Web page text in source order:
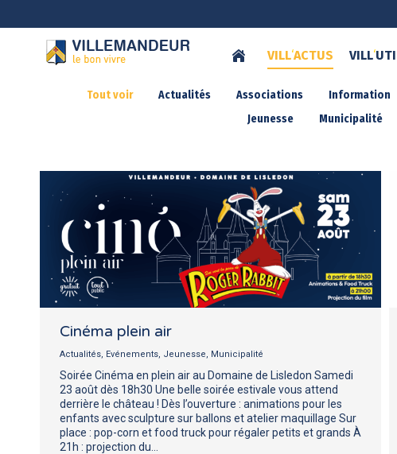
VILL‘ACTUS VILL‘
Tout voir Actualités Associations Information
Jeunesse
Municipalité
Cinéma plein air
Actualités Evénements Jeunesse Municipalité
Soirée Cinéma en plein air au Domaine de Lisledon Samedi
23 août dès 18h30 Une belle soirée estivale vous attend
derrière le château ! Dès l’ouverture : animations pour les
enfants avec sculpture sur ballons et atelier maquillage Sur
place : pop-corn et food truck pour régaler petits et grands À
21h : projection du…